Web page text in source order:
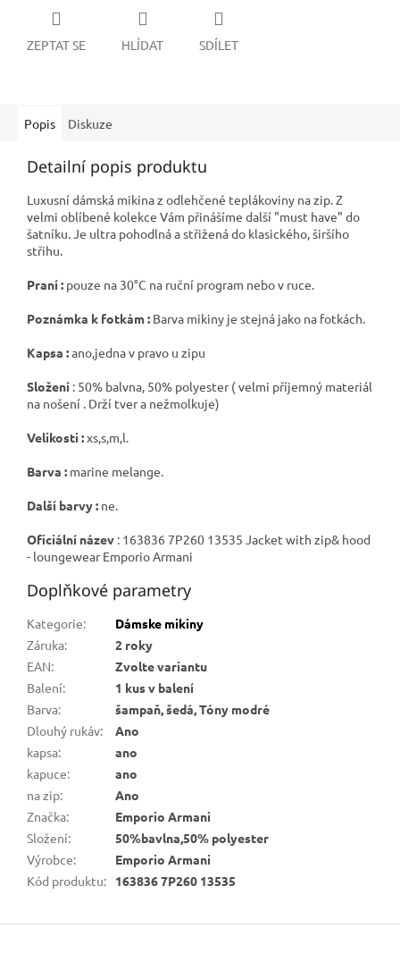
ZEPTAT SE HLÍDAT SDÍLET
Popis Diskuze
Detailní popis produktu
Luxusní dámská mikina z odlehčené teplákoviny na zip. Z
velmi oblíbené kolekce Vám přinášíme další "must have" do
šatníku. Je ultra pohodlná a střižená do klasického, širšího
střihu.
Praní : pouze na 30°C na ruční program nebo v ruce.
Poznámka k fotkám : Barva mikiny je stejná jako na fotkách.
Kapsa :ano,jedna v pravo u zipu
Složení : 50% balvna, 50% polyester ( velmi příjemný materiál
na nošení . Drží tver a nežmolkuje)
Velikosti :xs,s,m,l.
Barva : marine melange.
Další barvy : ne.
Oficiální název : 163836 7P260 13535 Jacket with zip& hood
- loungewear Emporio Armani
Doplňkové parametry
Kategorie:
Dámske mikiny
Záruka:
2 roky
EAN:
Zvolte variantu
Balení:
1 kus v balení
Barva:
šampaň, šedá, Tóny modré
Dlouhý rukáv:
Ano
kapsa:
ano
kapuce:
ano
na zip:
Ano
Značka:
Emporio Armani
Složení:
50%bavlna,50% polyester
Výrobce:
Emporio Armani
Kód produktu: 163836 7P260 13535
Z